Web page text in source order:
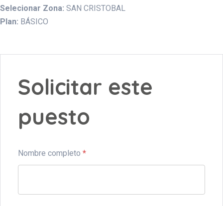
Selecionar Zona: SAN CRISTOBAL
Plan: BÁSICO
Solicitar este
puesto
Nombre completo *